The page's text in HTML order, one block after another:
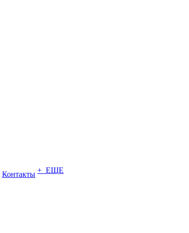
Контакты + ЕЩЕ